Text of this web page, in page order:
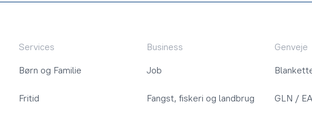
Services
Børn og Familie
Fritid
Business
Job
Fangst, fiskeri og landbrug
Genveje
GLN /